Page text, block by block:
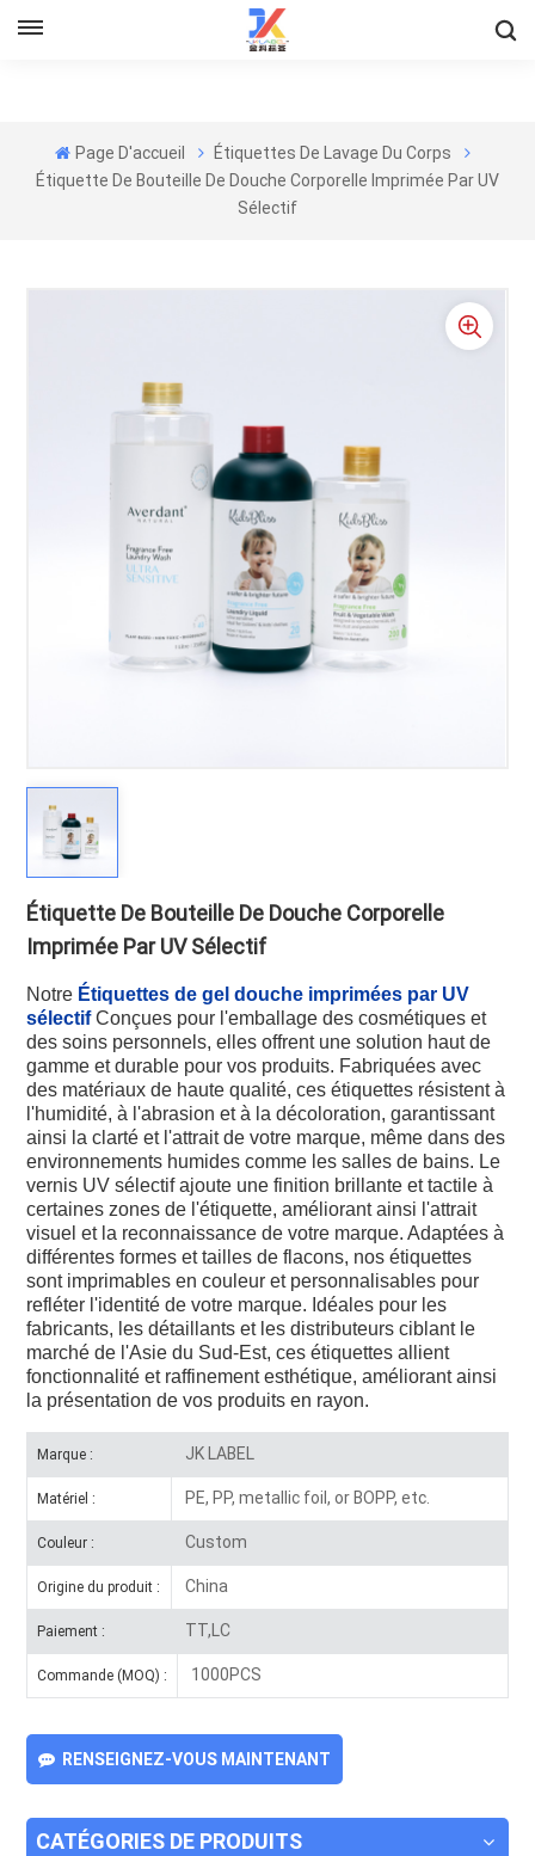
Page D'accueil
Étiquettes De Lavage Du Corps
Étiquette De Bouteille De Douche Corporelle Imprimée Par UV
Sélectif
Étiquette De Bouteille De Douche Corporelle
Imprimée Par UV Sélectif
Notre Étiquettes de gel douche imprimées par UV
sélectifConçues pour l'emballage des cosmétiques et
des soins personnels, elles offrent une solution haut de
gamme et durable pour vos produits. Fabriquées avec
des matériaux de haute qualité, ces étiquettes résistent à
l'humidité, à l'abrasion et à la décoloration, garantissant
ainsi la clarté et l'attrait de votre marque, même dans des
environnements humides comme les salles de bains. Le
vernis UV sélectif ajoute une finition brillante et tactile à
certaines zones de l'étiquette, améliorant ainsi l'attrait
visuel et la reconnaissance de votre marque. Adaptées à
différentes formes et tailles de flacons, nos étiquettes
sont imprimables en couleur et personnalisables pour
refléter l'identité de votre marque. Idéales pour les
fabricants, les détaillants et les distributeurs ciblant le
marché de l'Asie du Sud-Est, ces étiquettes allient
fonctionnalité et raffinement esthétique, améliorant ainsi
la présentation de vos produits en rayon.
Marque : JK LABEL
Matériel : PE, PP, metallic foil, or BOPP, etc.
Couleur : Custom
Origine du produit : China
Paiement : TT,LC
Commande (MOQ) : 1000PCS
RENSEIGNEZ-VOUS MAINTENANT
CATÉGORIES DE PRODUITS